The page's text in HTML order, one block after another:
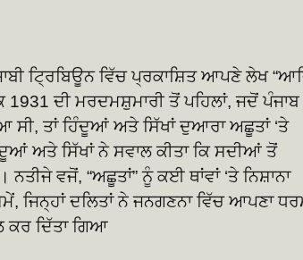
ਟ੍ਰਿਬਿਊਨ ਵਿੱਚ ਪ੍ਰਕਾਸ਼ਿਤ ਆਪਣੇ ਲੇਖ
ਦੀ ਮਰਦਮਸ਼ੁਮਾਰੀ ਤੋਂ ਪਹਿਲਾਂ, ਜਦੋਂ ਪੰਜਾਬ
ਤਾਂ ਹਿੰਦੂਆਂ ਅਤੇ ਸਿੱਖਾਂ ਦੁਆਰਾ ਅਛੂਤਾਂ ‘ਤੇ
ਅਤੇ ਸਿੱਖਾਂ ਨੇ ਸਵਾਲ ਕੀਤਾ ਕਿ ਸਦੀਆਂ ਤੋਂ
ਵਜੋਂ, “ਅਛੂਤਾਂ” ਨੂੰ ਕਈ ਥਾਂਵਾਂ ‘ਤੇ ਨਿਸ਼ਾਨਾ
ਦਲਿਤਾਂ ਨੇ ਜਨਗਣਨਾ ਵਿੱਚ ਆਪਣਾ
ਕਰ ਦਿੱਤਾ ਗਿਆ